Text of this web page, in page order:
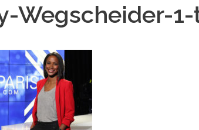
Wegscheider-